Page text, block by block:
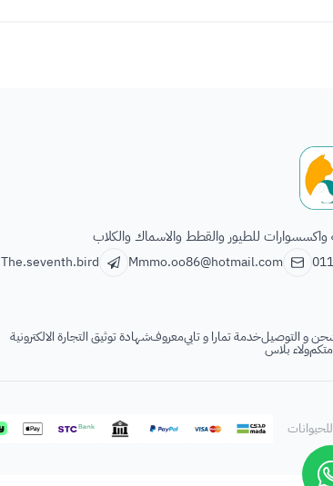
واكسسوارات للطيور والقطط والاسماك والكلاب
Mmmo.oo86@hotmail.com
The.seventh.bird
و التوصيلخدمة تمارا و تابيمعروفشهادة توثيق التجارة الالكترونية
ولاء بلاس